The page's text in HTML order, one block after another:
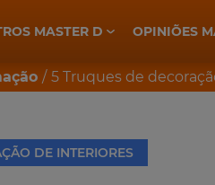
MASTER D OPINIÕES
5 Truques de
DE INTERIORES